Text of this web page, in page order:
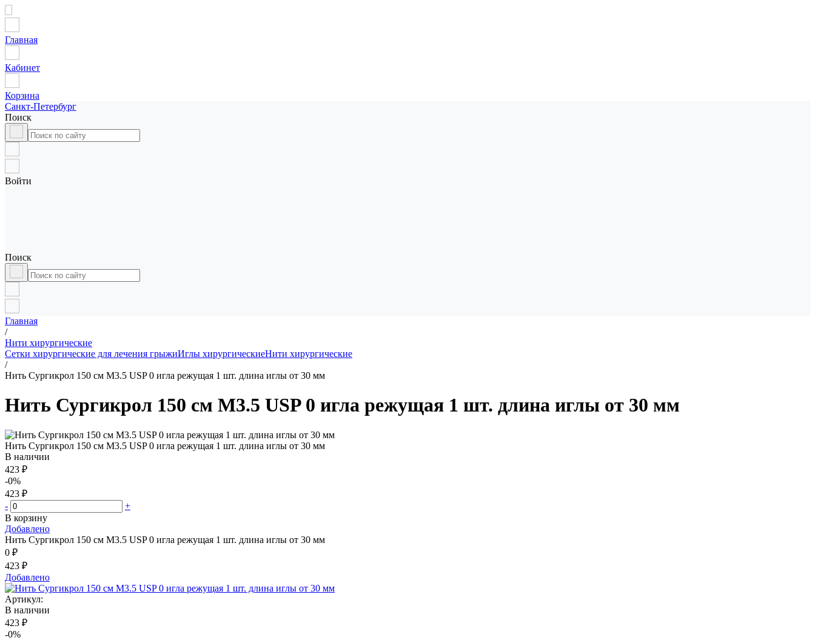
Главная
Кабинет
Корзина
Санкт-Петербург
Поиск
Войти
Поиск
Главная
/
Нити хирургические
Сетки хирургические для лечения грыжиИглы хирургическиеНити хирургические
/
Нить Сургикрол 150 см М3.5 USP 0 игла режущая 1 шт. длина иглы от 30 мм
Нить Сургикрол 150 см М3.5 USP 0 игла режущая 1 шт. длина иглы от 30 мм
Нить Сургикрол 150 см М3.5 USP 0 игла режущая 1 шт. длина иглы от 30 мм
В наличии
423 ₽
-0%
423 ₽
-
+
В корзину
Добавлено
Нить Сургикрол 150 см М3.5 USP 0 игла режущая 1 шт. длина иглы от 30 мм
0 ₽
423 ₽
Добавлено
Артикул:
В наличии
423 ₽
-0%